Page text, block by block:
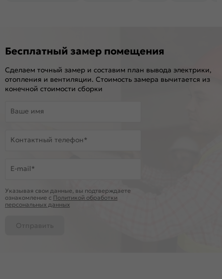
Бесплатный замер помещения
Сделаем точный замер и составим план вывода электрики,
отопления и вентиляции. Стоимость замера вычитается из
конечной стоимости сборки
Ваше имя
Контактный телефон*
E-mail*
Указывая свои данные, вы подтверждаете
ознакомление c Политикой обработки
персональных данных
Отправить